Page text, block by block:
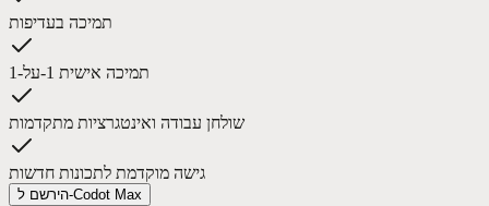
תמיכה בעדיפות
תמיכה אישית 1-על-1
שולחן עבודה ואינטגרציות מתקדמות
גישה מוקדמת לתכונות חדשות
הירשם ל-Codot Max